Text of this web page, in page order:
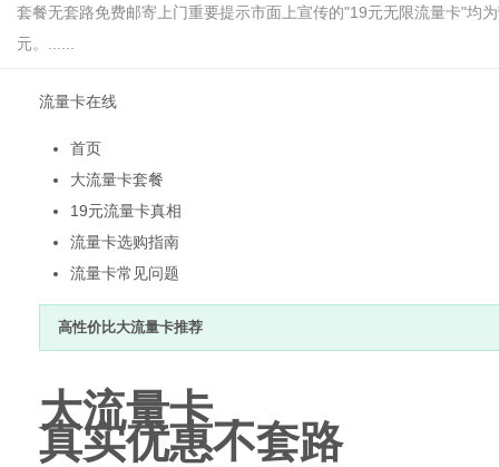
套餐无套路免费邮寄上门重要提示市面上宣传的"19元无限流量卡"均
元。......
流量卡在线
首页
大流量卡套餐
19元流量卡真相
流量卡选购指南
流量卡常见问题
高性价比大流量卡推荐
大流量卡，
真实优惠不套路